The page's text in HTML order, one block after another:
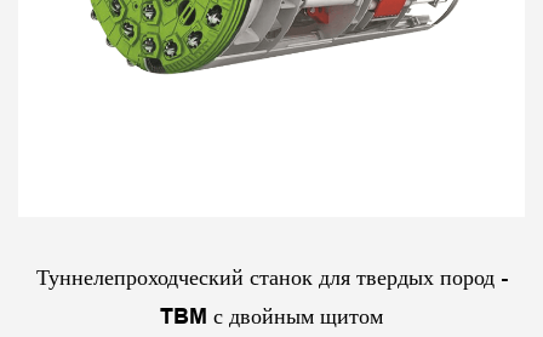
Туннелепроходческий станок для твердых пород -
TBM с двойным щитом